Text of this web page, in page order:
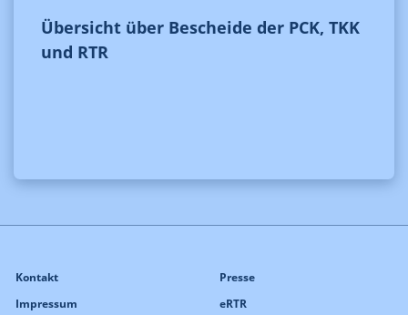
Übersicht über Bescheide der PCK, TKK
und RTR
Kontakt
Impressum
Presse
eRTR